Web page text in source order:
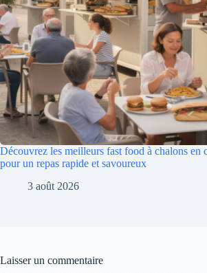
Découvrez les meilleurs fast food à chalons en
pour un repas rapide et savoureux
3 août 2026
Laisser un commentaire